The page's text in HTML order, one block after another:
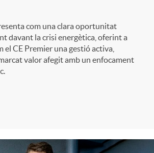
com una clara oportunitat
davant la crisi energètica, oferint a
el CE Premier una gestió activa,
valor afegit amb un enfocament